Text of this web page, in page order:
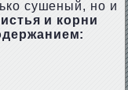
сушеный, но и
и корни